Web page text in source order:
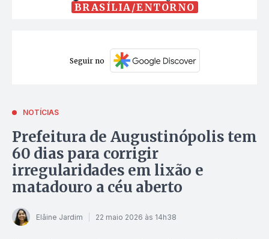
BRASÍLIA/ENTORNO
Seguir no
NOTÍCIAS
Prefeitura de Augustinópolis tem
60 dias para corrigir
irregularidades em lixão e
matadouro a céu aberto
Elâine Jardim 22 maio 2026 às 14h38